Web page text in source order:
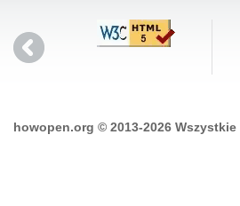
howopen.org © 2013-2026 Wszystkie